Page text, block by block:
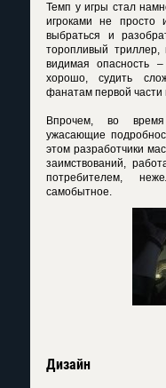
Темп у игры стал
игроками не просто
выбраться и
торопливый триллер,
видимая опасность
хорошо, судить
фанатам первой части
Впрочем, во время
ужасающие
этом разработчики
заимствований,
потребителем,
самобытное.
Дизайн